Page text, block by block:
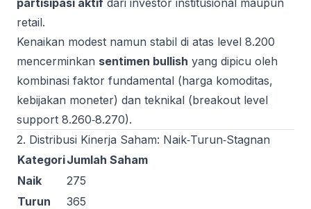
partisipasi aktif dari investor institusional maupun
retail.
Kenaikan modest namun stabil di atas level 8.200
mencerminkan sentimen bullish yang dipicu oleh
kombinasi faktor fundamental (harga komoditas,
kebijakan moneter) dan teknikal (breakout level
support 8.260‑8.270).
2. Distribusi Kinerja Saham: Naik‑Turun‑Stagnan
KategoriJumlah Saham
Naik
275
Turun
365